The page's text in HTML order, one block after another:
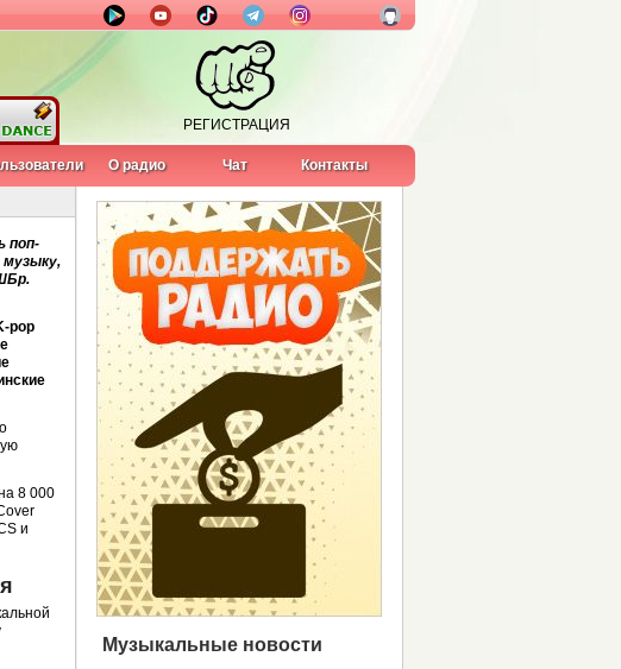
РЕГИСТРАЦИЯ
О радио Чат Контакты
поп-
музыку,
pop
8 000
и
Музыкальные новости